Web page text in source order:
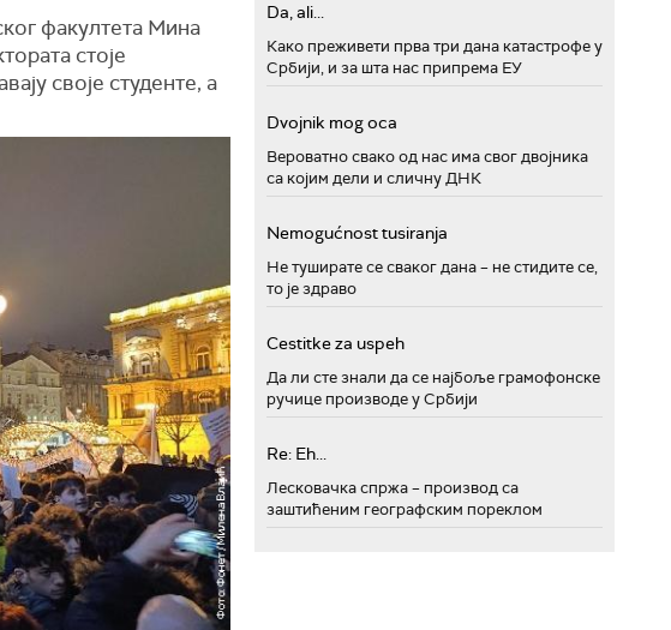
факултета Мина
стоје
своје студенте, а
Da, ali...
Како преживети прва три дана катастрофе у
Србији, и за шта нас припрема ЕУ
Dvojnik mog oca
Вероватно свако од нас има свог двојника
са којим дели и сличну ДНК
Nemogućnost tusiranja
Не туширате се сваког дана – не стидите се,
то је здраво
Cestitke za uspeh
Да ли сте знали да се најбоље грамофонске
ручице производе у Србији
Re: Eh...
Лесковачка спржа – производ са
заштићеним географским пореклом